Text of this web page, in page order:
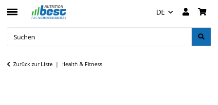
DE
Zurück zur Liste Health & Fitness